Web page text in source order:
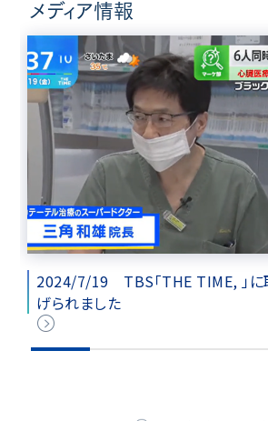
メディア情報
2024/7/19 TBS「THE TIME, 」に
げられました